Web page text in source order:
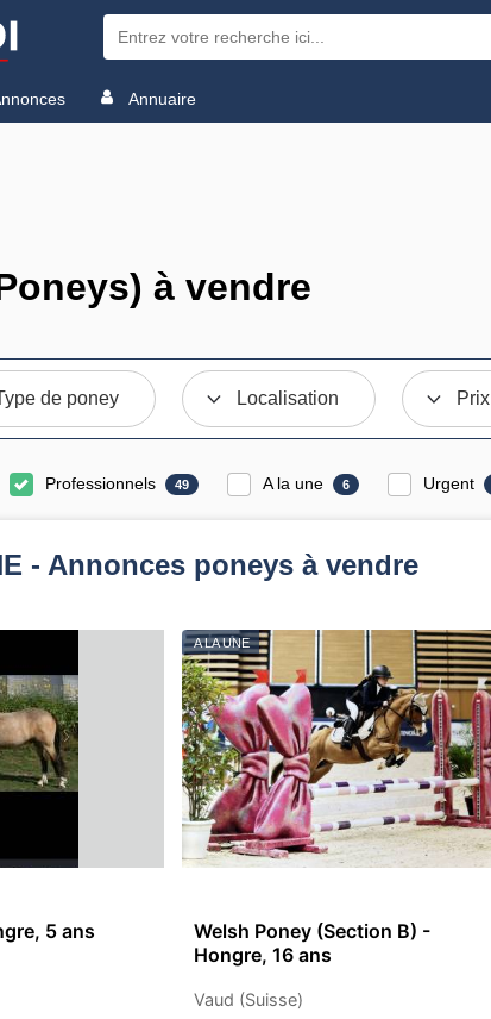
Annuaire
à vendre
de poney Localisation Prix
Professionnels 49 A la une 6 Urgent
- Annonces poneys à vendre
5 ans
A LA UNE
Welsh Poney (Section B) -
Hongre, 16 ans
Vaud (Suisse)